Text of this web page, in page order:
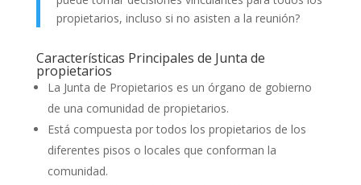
propietarios, incluso si no asisten a la reunión?
Características Principales de Junta de
propietarios
La Junta de Propietarios es un órgano de gobierno
de una comunidad de propietarios.
Está compuesta por todos los propietarios de los
diferentes pisos o locales que conforman la
comunidad.